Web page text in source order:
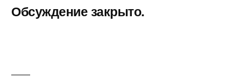
Обсуждение закрыто.